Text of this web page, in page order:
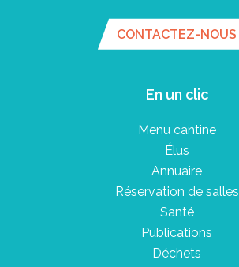
CONTACTEZ-NOUS
En un clic
Menu cantine
Élus
Annuaire
Réservation de salles
Santé
Publications
Déchets